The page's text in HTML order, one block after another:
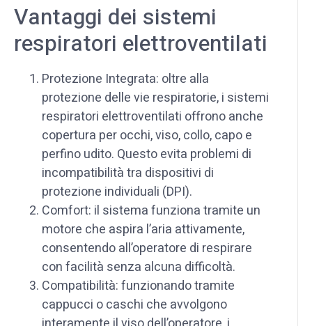
Vantaggi dei sistemi
respiratori elettroventilati
Protezione Integrata: oltre alla
protezione delle vie respiratorie, i sistemi
respiratori elettroventilati offrono anche
copertura per occhi, viso, collo, capo e
perfino udito. Questo evita problemi di
incompatibilità tra dispositivi di
protezione individuali (DPI).
Comfort: il sistema funziona tramite un
motore che aspira l’aria attivamente,
consentendo all’operatore di respirare
con facilità senza alcuna difficoltà.
Compatibilità: funzionando tramite
cappucci o caschi che avvolgono